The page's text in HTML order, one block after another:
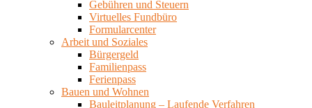
Gebühren und Steuern
Virtuelles Fundbüro
Formularcenter
Arbeit und Soziales
Bürgergeld
Familienpass
Ferienpass
Bauen und Wohnen
Bauleitplanung – Laufende Verfahren